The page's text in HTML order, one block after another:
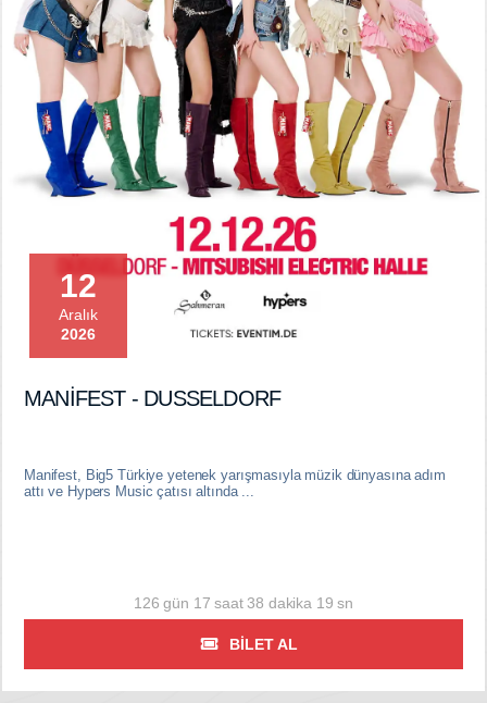
12
Aralık
2026
MANİFEST - DUSSELDORF
Manifest, Big5 Türkiye yetenek yarışmasıyla müzik dünyasına adım
attı ve Hypers Music çatısı altında ...
126 gün 17 saat 38 dakika 18 sn
BILET AL